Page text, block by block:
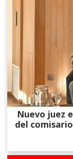
Nuevo juez
del